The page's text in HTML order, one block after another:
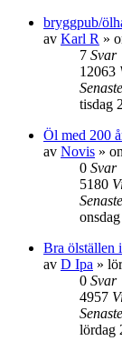
bryggpub/
av Karl R »
7 Svar
12063
tisdag
Öl med 200
av Novis »
0 Svar
5180
Bra ölställen
av D Ipa »
0 Svar
4957
lördag